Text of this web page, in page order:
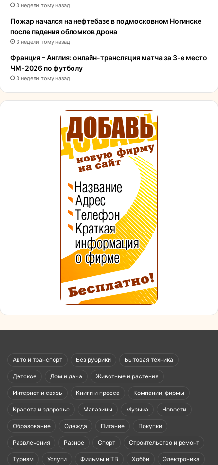
3 недели тому назад
Пожар начался на нефтебазе в подмосковном Ногинске
после падения обломков дрона
3 недели тому назад
Франция – Англия: онлайн-трансляция матча за 3-е место
ЧМ-2026 по футболу
3 недели тому назад
Авто и транспорт Без рубрики Бытовая техника
Детское Дом и дача Животные и растения
Интернет и связь Книги и пресса Компании, фирмы
Красота и здоровье Магазины Музыка Новости
Образование Одежда Питание Покупки
Развлечения Разное Спорт Строительство и ремонт
Туризм Услуги Фильмы и ТВ Хобби Электроника